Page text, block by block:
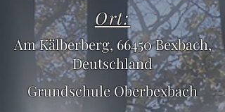
Ort:
Am Kälberberg, 66450 Bexbach,
Deutschland
Grundschule Oberbexbach